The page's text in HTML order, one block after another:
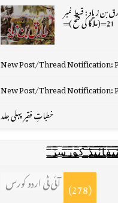
زیاد : قسط نمبر
21═(ملاگا کی فتح )═
New Post/Thread Notification:
New Post/Thread Notification:
خطباتِ فقیر پہلی جلد
̳̿͟͞ک̳̿͟͞و̳̿͟͞ر̳̿͟͞س̳̿͟͞ز̳̿͟͞
آئی ٹی اردو کورس (278)